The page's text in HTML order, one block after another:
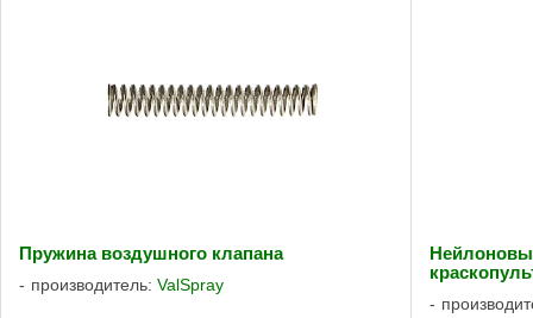
Пружина воздушного клапана
производитель: ValSpray